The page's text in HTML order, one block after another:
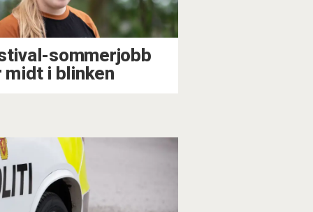
sommerjobb
midt i blinken